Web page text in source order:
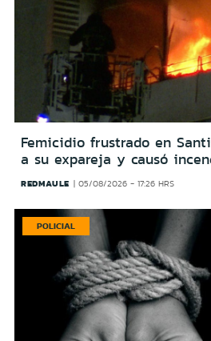
Femicidio frustrado en
a su expareja y causó
REDMAULE 05/08/2026 - 17:26 HRS
POLICIAL